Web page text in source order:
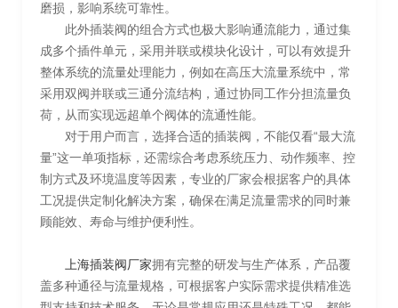
磨损，影响系统可靠性。
此外插装阀的组合方式也极大影响通流能力，通过集
成多个插件单元，采用并联或模块化设计，可以有效提升
整体系统的流量处理能力，例如在高压大流量系统中，常
采用双阀并联或三通分流结构，通过协同工作分担流量负
荷，从而实现远超单个阀体的流通性能。
对于用户而言，选择合适的插装阀，不能仅看“最大流
量”这一单项指标，还需综合考虑系统压力、动作频率、控
制方式及环境温度等因素，专业的厂家会根据客户的具体
工况提供定制化解决方案，确保在满足流量需求的同时兼
顾能效、寿命与维护便利性。
上海插装阀厂家拥有完整的研发与生产体系，产品覆
盖多种通径与流量规格，可根据客户实际需求提供精准选